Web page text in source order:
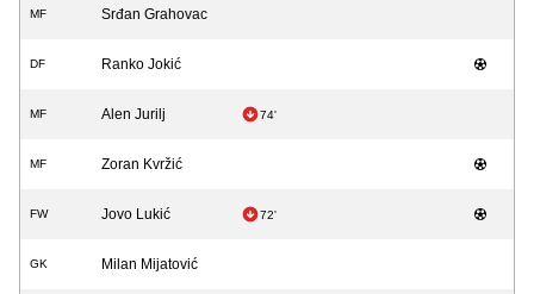
MF Srđan Grahovac
DF Ranko Jokić
MF Alen Jurilj 74'
MF Zoran Kvržić
FW Jovo Lukić 72'
GK Milan Mijatović